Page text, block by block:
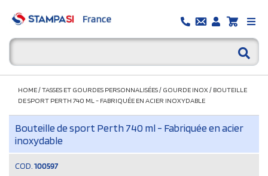
HOME/TASSES ET GOURDES PERSONNALISÉES/ GOURDE INOX/ BOUTEILLE
DE SPORT PERTH 740 ML - FABRIQUÉE EN ACIER INOXYDABLE
Bouteille de sport Perth 740 ml - Fabriquée en acier
inoxydable
COD. 100597